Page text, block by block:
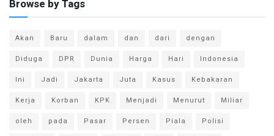
Browse by Tags
Akan Baru dalam dan dari
dengan
Diduga
DPR Dunia Harga Hari
Indonesia
Ini
Jadi Jakarta Juta Kasus
Kebakaran
Kerja
Korban KPK Menjadi Menurut
Miliar
oleh
pada Pasar Persen Piala
Polisi